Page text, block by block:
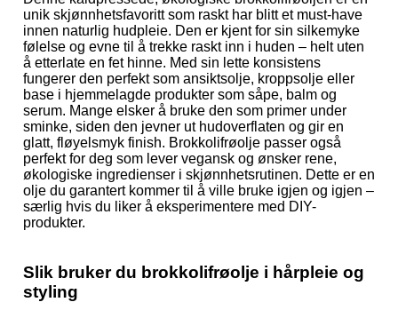
unik skjønnhetsfavoritt som raskt har blitt et must-have
innen naturlig hudpleie. Den er kjent for sin silkemyke
følelse og evne til å trekke raskt inn i huden – helt uten
å etterlate en fet hinne. Med sin lette konsistens
fungerer den perfekt som ansiktsolje, kroppsolje eller
base i hjemmelagde produkter som såpe, balm og
serum. Mange elsker å bruke den som primer under
sminke, siden den jevner ut hudoverflaten og gir en
glatt, fløyelsmyk finish. Brokkolifrøolje passer også
perfekt for deg som lever vegansk og ønsker rene,
økologiske ingredienser i skjønnhetsrutinen. Dette er en
olje du garantert kommer til å ville bruke igjen og igjen –
særlig hvis du liker å eksperimentere med DIY-
produkter.
Slik bruker du brokkolifrøolje i hårpleie og
styling